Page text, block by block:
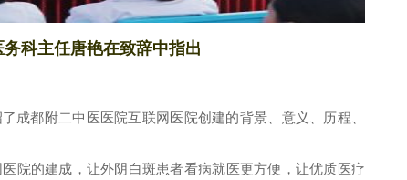
科主任唐艳在致辞中指出
成都附二中医医院互联网医院创建的背景、意义、历程、
院的建成，让外阴白斑患者看病就医更方便，让优质医疗